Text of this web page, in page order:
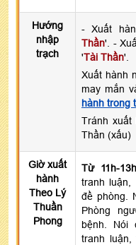
Hướng
nhập
trạch
- Xuất
Thần'. -
'Tài Thần'.
Xuất hành
may mắn
hành trong
Tránh xuất
Thần (xấu)
Giờ xuất
hành
Theo Lý
Thuần
Phong
Từ 11h-
tranh luận,
đề phòng.
Phòng
bệnh. Nói
tranh